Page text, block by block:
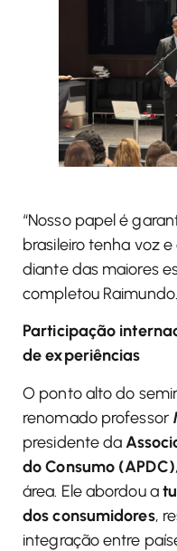
“Nosso papel é
brasileiro tenha voz
diante das maiores
completou Raimundo.
Participação
de experiências
O ponto alto do
renomado professor
presidente da
do Consumo (APDC)
área. Ele abordou a
dos consumidores,
integração entre